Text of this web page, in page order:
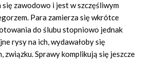
się zawodowo i jest w szczęśliwym
Para zamierza się wkrótce
do ślubu stopniowo jednak
rysy na ich, wydawałoby się
związku. Sprawy komplikują się jeszcze